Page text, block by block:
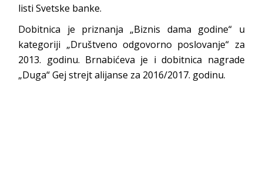
listi Svetske banke.
Dobitnica je priznanja „Biznis dama godine“ u
kategoriji „Društveno odgovorno poslovanje“ za
2013. godinu. Brnabićeva je i dobitnica nagrade
„Duga“ Gej strejt alijanse za 2016/2017. godinu.